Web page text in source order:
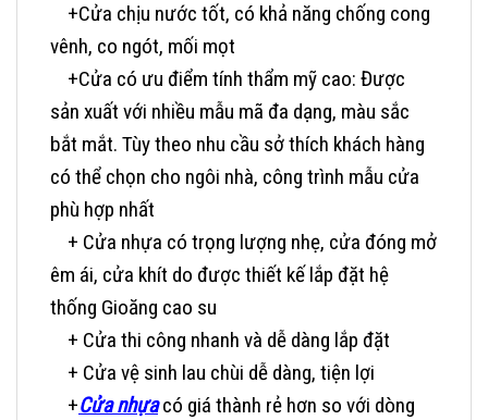
+Cửa chịu nước tốt, có khả năng chống cong
vênh, co ngót, mối mọt
+Cửa có ưu điểm tính thẩm mỹ cao: Được
sản xuất với nhiều mẫu mã đa dạng, màu sắc
bắt mắt. Tùy theo nhu cầu sở thích khách hàng
có thể chọn cho ngôi nhà, công trình mẫu cửa
phù hợp nhất
+ Cửa nhựa có trọng lượng nhẹ, cửa đóng mở
êm ái, cửa khít do được thiết kế lắp đặt hệ
thống Gioăng cao su
+ Cửa thi công nhanh và dễ dàng lắp đặt
+ Cửa vệ sinh lau chùi dễ dàng, tiện lợi
+Cửa nhựacó giá thành rẻ hơn so với dòng